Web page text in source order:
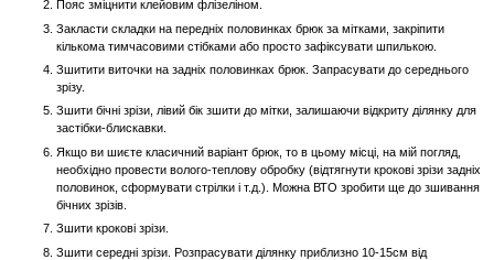
Пояс зміцнити клейовим флізеліном.
Закласти складки на передніх половинках брюк за мітками, закріпити
кількома тимчасовими стібками або просто зафіксувати шпилькою.
Зшитити виточки на задніх половинках брюк. Запрасувати до середнього
зрізу.
Зшити бічні зрізи, лівий бік зшити до мітки, залишаючи відкриту ділянку для
застібки-блискавки.
Якщо ви шиєте класичний варіант брюк, то в цьому місці, на мій погляд,
необхідно провести волого-теплову обробку (відтягнути крокові зрізи задніх
половинок, сформувати стрілки і т.д.). Можна ВТО зробити ще до зшивання
бічних зрізів.
Зшити крокові зрізи.
Зшити середні зрізи. Розпрасувати ділянку приблизно 10-15см від